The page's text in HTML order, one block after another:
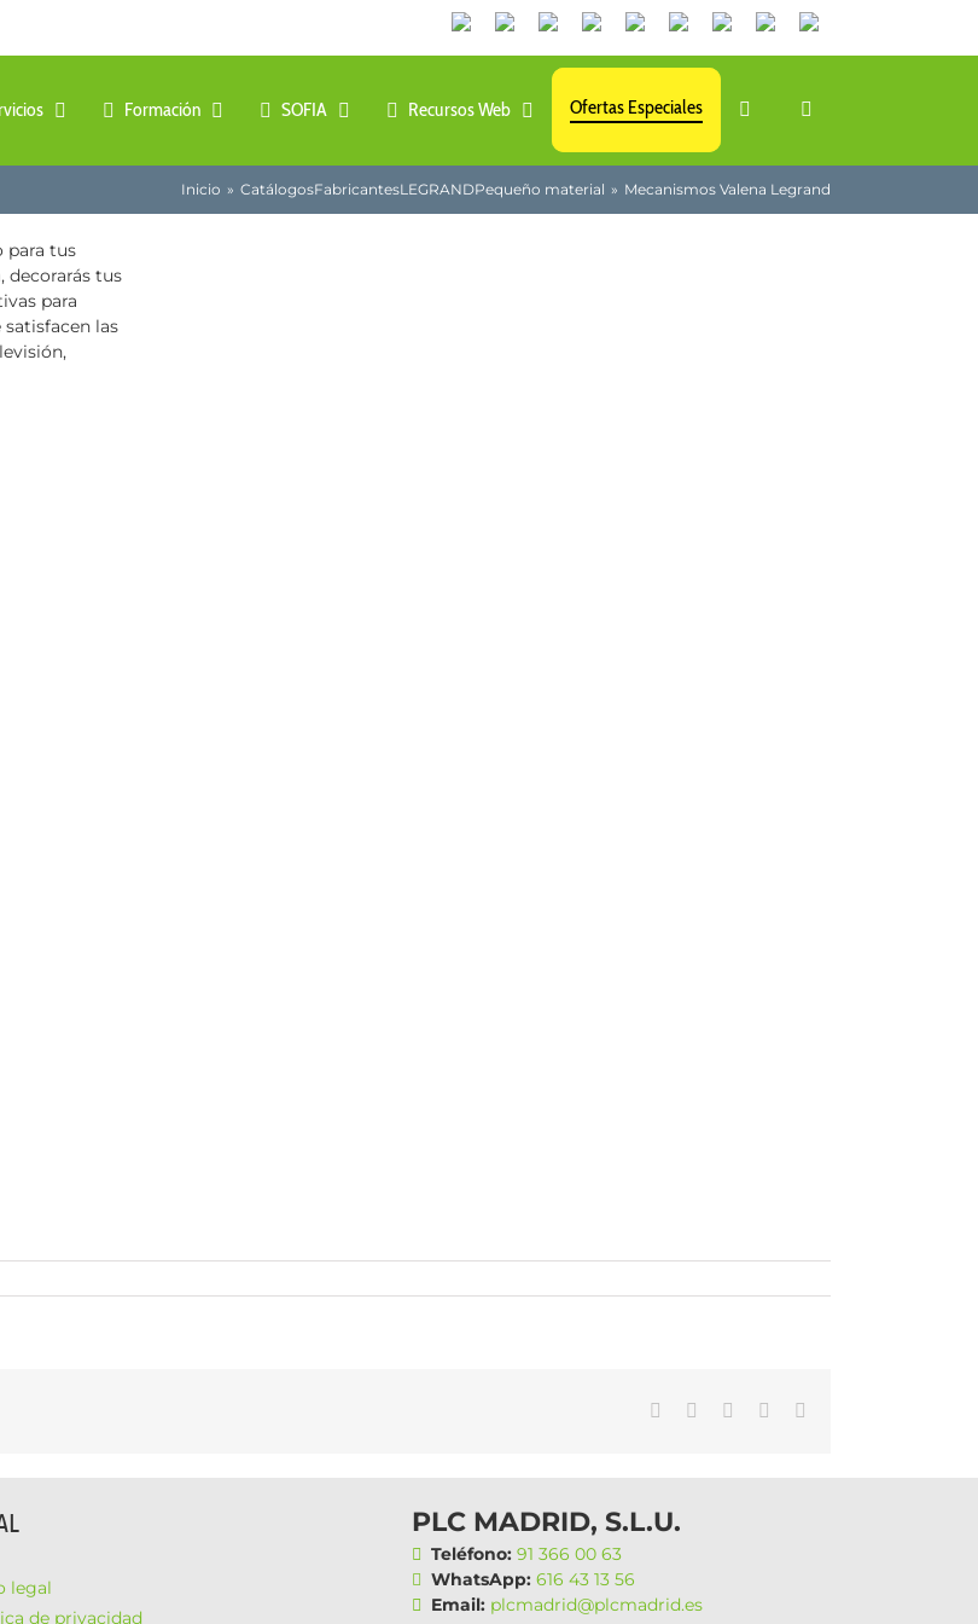
Canales
de
LinkedinYoutubeTiktokFacebookInstagram
X TwitchContacto
Formación SOFIA Recursos Web Ofertas Especiales
Inicio CatálogosFabricantesLEGRANDPequeño material Mecanismos Valena Legrand
para tus
decorarás tus
para
las
WhatsAppLinkedInFacebook
legal
de privacidad
PLC MADRID, S.L.U.
Teléfono:91 366 00 63
WhatsApp:616 43 13 56
Email: plcmadrid@plcmadrid.es